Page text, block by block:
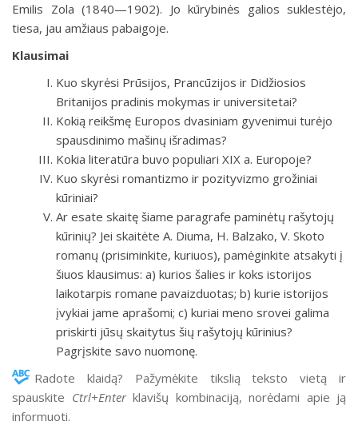
Emilis Zola (1840—1902). Jo kūrybinės galios suklestėjo,
tiesa, jau amžiaus pabaigoje.
Klausimai
Kuo skyrėsi Prūsijos, Prancūzijos ir Didžiosios
Britanijos pradinis mokymas ir universitetai?
Kokią reikšmę Europos dvasiniam gyvenimui turėjo
spausdinimo mašinų išradimas?
Kokia literatūra buvo populiari XIX a. Europoje?
Kuo skyrėsi romantizmo ir pozityvizmo grožiniai
kūriniai?
Ar esate skaitę šiame paragrafe paminėtų rašytojų
kūrinių? Jei skaitėte A. Diuma, H. Balzako, V. Skoto
romanų (prisiminkite, kuriuos), pamėginkite atsakyti į
šiuos klausimus: a) kurios šalies ir koks istorijos
laikotarpis romane pavaizduotas; b) kurie istorijos
įvykiai jame aprašomi; c) kuriai meno srovei galima
priskirti jūsų skaitytus šių rašytojų kūrinius?
Pagrįskite savo nuomonę.
Radote klaidą? Pažymėkite tikslią teksto vietą ir
spauskite Ctrl+Enterklavišų kombinaciją, norėdami apie ją
informuoti.